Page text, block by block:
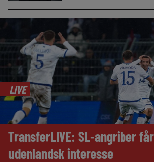
LIVE
TransferLIVE: SL-angriber får
udenlandsk interesse